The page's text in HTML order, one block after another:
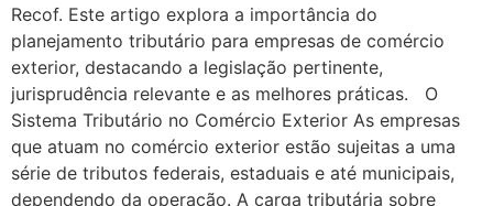
Recof. Este artigo explora a importância do
planejamento tributário para empresas de comércio
exterior, destacando a legislação pertinente,
jurisprudência relevante e as melhores práticas. O
Sistema Tributário no Comércio Exterior As empresas
que atuam no comércio exterior estão sujeitas a uma
série de tributos federais, estaduais e até municipais,
dependendo da operação. A carga tributária sobre